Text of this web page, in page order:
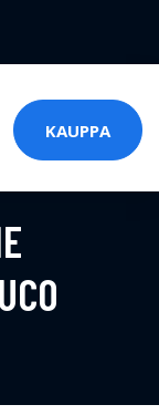
KAUPPA